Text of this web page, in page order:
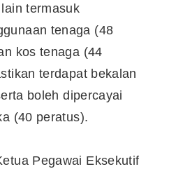
termasuk
tenaga (48
kos tenaga (44
terdapat bekalan
boleh dipercayai
(40 peratus).
Pegawai Eksekutif